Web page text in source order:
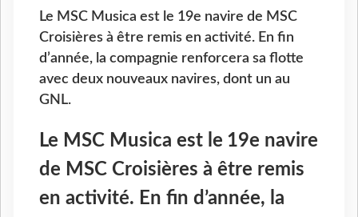
Le MSC Musica est le 19e navire de MSC
Croisières à être remis en activité. En fin
d’année, la compagnie renforcera sa flotte
avec deux nouveaux navires, dont un au
GNL.
Le MSC Musica est le 19e navire
de MSC Croisières à être remis
en activité. En fin d’année, la